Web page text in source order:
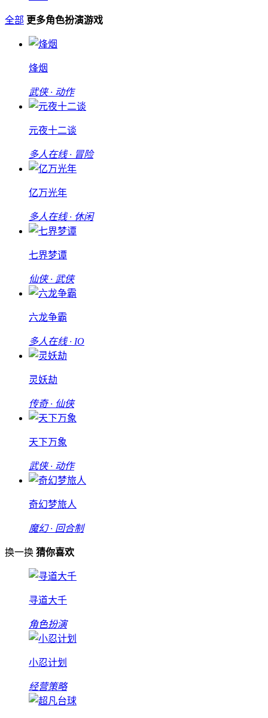
全部 更多角色扮演游戏
烽烟
武侠 · 动作
元夜十二谈
多人在线 · 冒险
亿万光年
多人在线 · 休闲
七界梦谭
仙侠 · 武侠
六龙争霸
多人在线 · IO
灵妖劫
传奇 · 仙侠
天下万象
武侠 · 动作
奇幻梦旅人
魔幻 · 回合制
换一换 猜你喜欢
寻道大千
角色扮演
小忍计划
经营策略